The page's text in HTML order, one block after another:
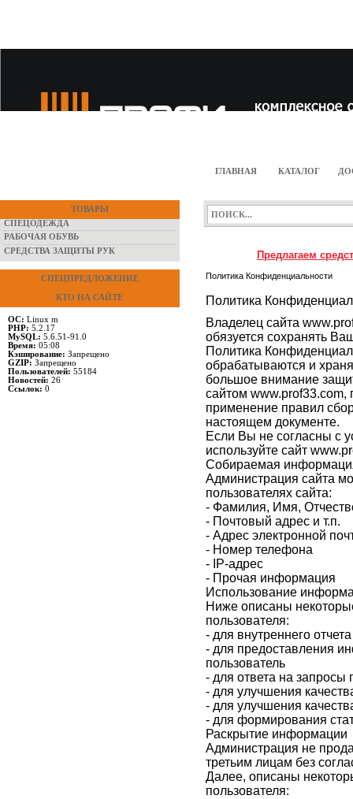
ГЛАВНАЯ КАТАЛОГ
ТОВАРЫ
СПЕЦОДЕЖДА
РАБОЧАЯ ОБУВЬ
СРЕДСТВА ЗАЩИТЫ РУК
СПЕЦПРЕДЛОЖЕНИЕ
КТО НА САЙТЕ
ОС: Linux m
PHP: 5.2.17
MySQL: 5.6.51-91.0
Время: 05:08
Кэширование: Запрещено
GZIP: Запрещено
Пользователей: 55184
Новостей: 26
Ссылок: 0
Предлагаем
Политика Конфиденциальности
Политика
Владелец сайта
обязуется сохранять
Политика
обрабатываются и
большое внимание
сайтом www.prof33.com,
применение правил
настоящем документе.
Если Вы не согласны с
используйте сайт
Собираемая
Администрация сайта
пользователях сайта:
- Фамилия, Имя,
- Почтовый адрес и т.п.
- Адрес электронной
- Номер телефона
- IP-адрес
- Прочая информация
Использование
Ниже описаны
пользователя:
- для внутреннего отчета
- для предоставления
пользователь
- для ответа на запросы
- для улучшения
- для улучшения
- для формирования
Раскрытие информации
Администрация не
третьим лицам без
Далее, описаны
пользователя: